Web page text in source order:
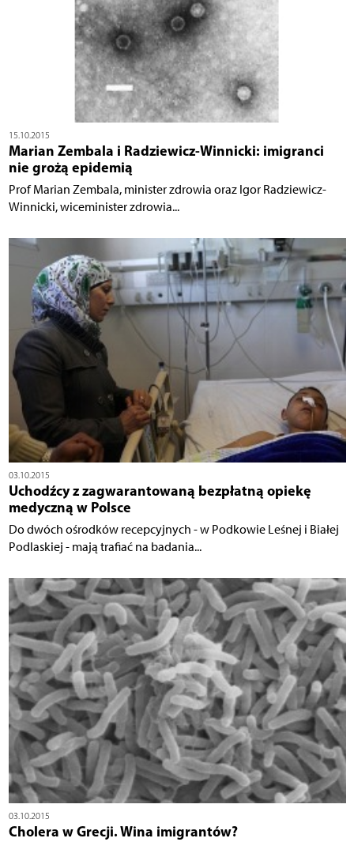
15.10.2015
Marian Zembala i Radziewicz-Winnicki: imigranci
nie grożą epidemią
Prof Marian Zembala, minister zdrowia oraz Igor Radziewicz-
Winnicki, wiceminister zdrowia...
03.10.2015
Uchodźcy z zagwarantowaną bezpłatną opiekę
medyczną w Polsce
Do dwóch ośrodków recepcyjnych - w Podkowie Leśnej i Białej
Podlaskiej - mają trafiać na badania...
03.10.2015
Cholera w Grecji. Wina imigrantów?